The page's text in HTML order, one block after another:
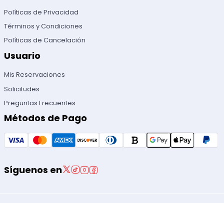
Políticas de Privacidad
Términos y Condiciones
Políticas de Cancelación
Usuario
Mis Reservaciones
Solicitudes
Preguntas Frecuentes
Métodos de Pago
Síguenos en